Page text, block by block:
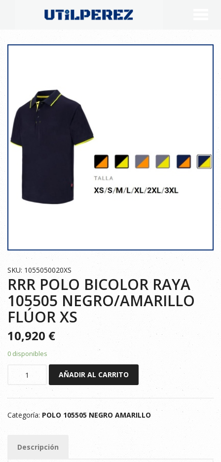
SKU: 1055050020XS
RRR POLO BICOLOR RAYA
105505 NEGRO/AMARILLO
FLÚOR XS
10,920€
0 disponibles
105505
AÑADIR AL CARRITO
Categoría: POLO 105505 NEGRO AMARILLO
Descripción